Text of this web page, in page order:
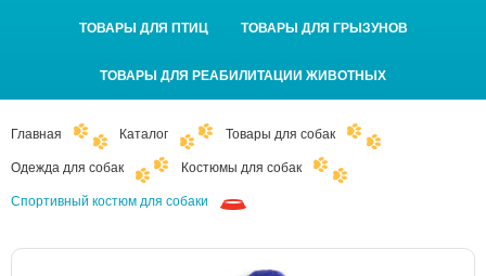
ТОВАРЫ ДЛЯ ПТИЦ ТОВАРЫ ДЛЯ ГРЫЗУНОВ
ТОВАРЫ ДЛЯ РЕАБИЛИТАЦИИ ЖИВОТНЫХ
Главная Каталог Товары для собак
Одежда для собак Костюмы для собак
Спортивный костюм для собаки